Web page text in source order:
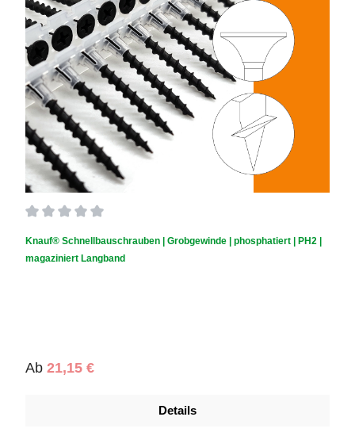
Knauf® Schnellbauschrauben | Grobgewinde | phosphatiert | PH2 |
magaziniert Langband
Regulärer Preis:
Ab 21,15 €
Details